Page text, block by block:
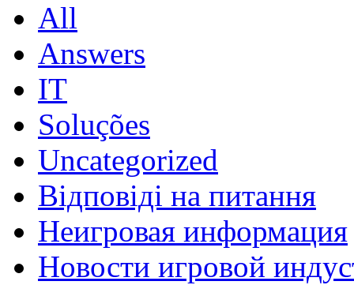
All
Answers
IT
Soluções
Uncategorized
Відповіді на питання
Неигровая информация
Новости игровой